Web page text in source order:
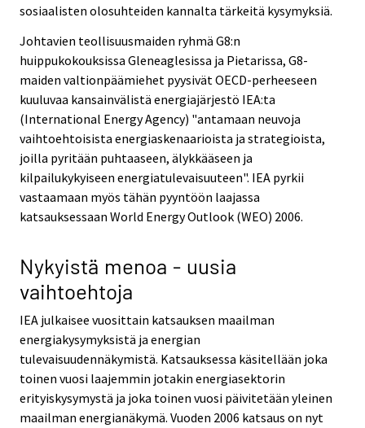
sosiaalisten olosuhteiden kannalta tärkeitä kysymyksiä.
Johtavien teollisuusmaiden ryhmä G8:n
huippukokouksissa Gleneaglesissa ja Pietarissa, G8-
maiden valtionpäämiehet pyysivät OECD-perheeseen
kuuluvaa kansainvälistä energiajärjestö IEA:ta
(International Energy Agency) "antamaan neuvoja
vaihtoehtoisista energiaskenaarioista ja strategioista,
joilla pyritään puhtaaseen, älykkääseen ja
kilpailukykyiseen energiatulevaisuuteen". IEA pyrkii
vastaamaan myös tähän pyyntöön laajassa
katsauksessaan World Energy Outlook (WEO) 2006.
Nykyistä menoa - uusia
vaihtoehtoja
IEA julkaisee vuosittain katsauksen maailman
energiakysymyksistä ja energian
tulevaisuudennäkymistä. Katsauksessa käsitellään joka
toinen vuosi laajemmin jotakin energiasektorin
erityiskysymystä ja joka toinen vuosi päivitetään yleinen
maailman energianäkymä. Vuoden 2006 katsaus on nyt